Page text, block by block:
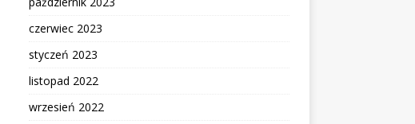
czerwiec 2023
styczeń 2023
listopad 2022
wrzesień 2022